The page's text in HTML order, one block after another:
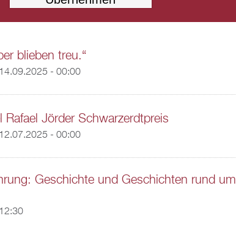
blieben treu.“
14.09.2025 - 00:00
Rafael Jörder Schwarzerdtpreis
12.07.2025 - 00:00
Geschichte und Geschichten rund
12:30